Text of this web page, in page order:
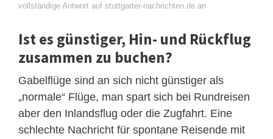
vollständige Antwort auf stuttgarter-nachrichten.de an
Ist es günstiger, Hin- und Rückflug
zusammen zu buchen?
Gabelflüge sind an sich nicht günstiger als
„normale“ Flüge, man spart sich bei Rundreisen
aber den Inlandsflug oder die Zugfahrt. Eine
schlechte Nachricht für spontane Reisende mit